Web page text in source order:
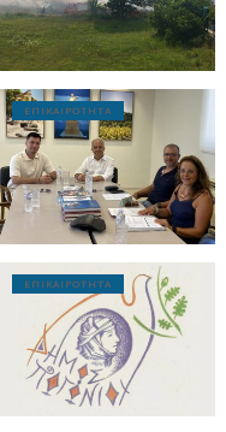
ΕΠΙΚΑΙΡΟΤΗΤΑ
ΕΠΙΚΑΙΡΟΤΗΤΑ